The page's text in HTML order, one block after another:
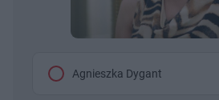
Agnieszka Dygant